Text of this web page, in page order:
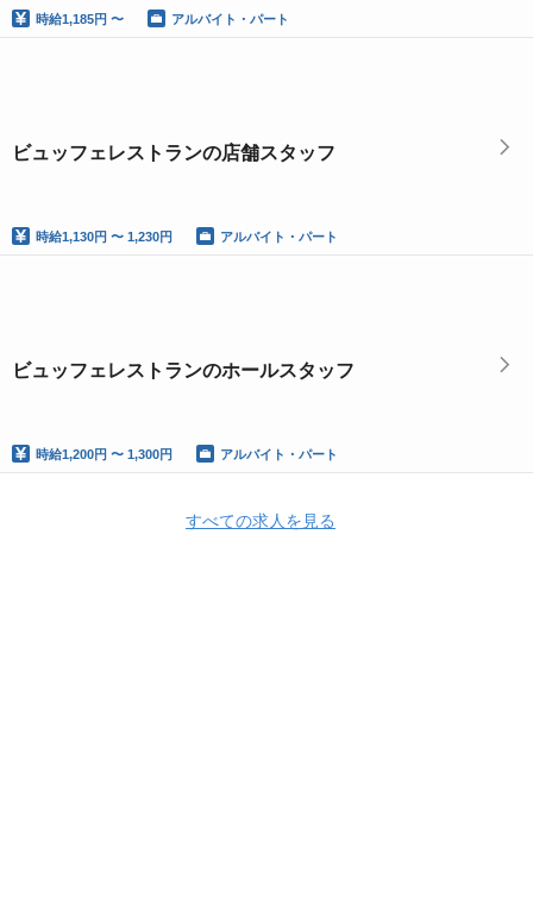
時給1,185円 〜 アルバイト・パート
ビュッフェレストランの店舗スタッフ
時給1,130円 〜 1,230円 アルバイト・パート
ビュッフェレストランのホールスタッフ
時給1,200円 〜 1,300円 アルバイト・パート
すべての求人を見る